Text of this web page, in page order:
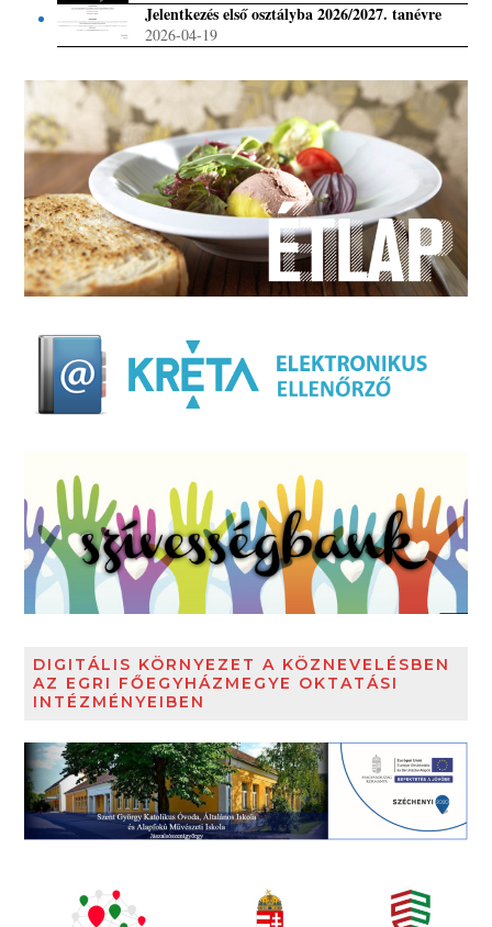
Jelentkezés első osztályba 2026/2027. tanévre
2026-04-19
DIGITÁLIS KÖRNYEZET A KÖZNEVELÉSBEN
AZ EGRI FŐEGYHÁZMEGYE OKTATÁSI
INTÉZMÉNYEIBEN